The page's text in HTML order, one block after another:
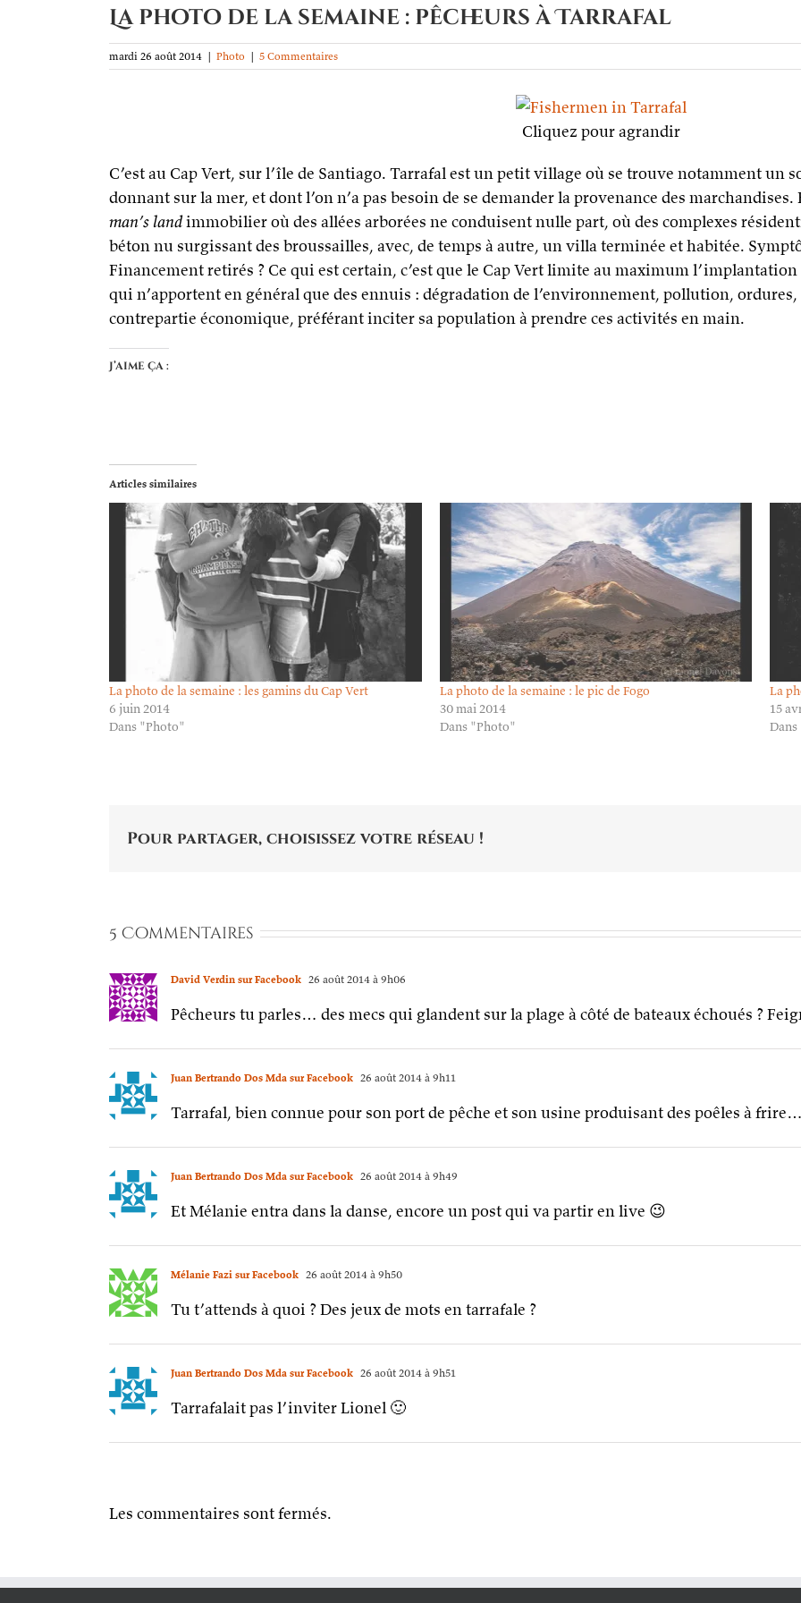
La photo de la semaine : pêcheurs à Tarrafal
mardi 26 août 2014 | Photo | 5 Commentaires
Cliquez pour agrandir
C’est au Cap Vert, sur l’île de Santiago. Tarrafal est un petit village où se trouve notamment un
donnant sur la mer, et dont l’on n’a pas besoin de se demander la provenance des
man’s landimmobilier où des allées arborées ne conduisent nulle part, où des complexes
béton nu surgissant des broussailles, avec, de temps à autre, un villa terminée et habitée.
Financement retirés ? Ce qui est certain, c’est que le Cap Vert limite au maximum
qui n’apportent en général que des ennuis : dégradation de l’environnement, pollution,
contrepartie économique, préférant inciter sa population à prendre ces activités en main.
J’aime ça :
Articles similaires
La photo de la semaine : les gamins du Cap Vert
6 juin 2014
Dans "Photo"
La photo de la semaine : le pic de Fogo
30 mai 2014
Dans "Photo"
La
15
Pour partager, choisissez votre réseau !
5 Commentaires
David Verdin sur Facebook 26 août 2014 à 9h06
Pêcheurs tu parles… des mecs qui glandent sur la plage à côté de bateaux échoués ?
Juan Bertrando Dos Mda sur Facebook 26 août 2014 à 9h11
Tarrafal, bien connue pour son port de pêche et son usine produisant des poêles à frire…
Juan Bertrando Dos Mda sur Facebook 26 août 2014 à 9h49
Et Mélanie entra dans la danse, encore un post qui va partir en live 😉
Mélanie Fazi sur Facebook 26 août 2014 à 9h50
Tu t’attends à quoi ? Des jeux de mots en tarrafale ?
Juan Bertrando Dos Mda sur Facebook 26 août 2014 à 9h51
Tarrafalait pas l’inviter Lionel 🙂
Les commentaires sont fermés.